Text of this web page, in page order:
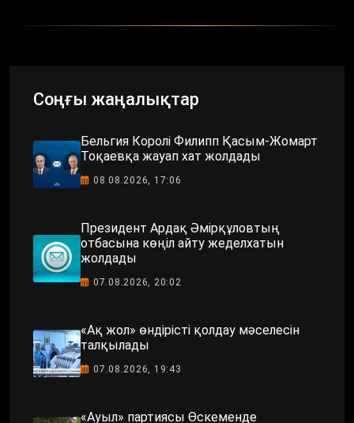
Соңғы жаңалықтар
Бельгия Королі Филипп Қасым-Жомарт
Тоқаевқа жауап хат жолдады
08.08.2026, 17:06
Президент Ардақ Әмірқұловтың
отбасына көңіл айту жеделхатын
жолдады
07.08.2026, 20:02
«Ақ жол» өндірісті қолдау мәселесін
талқылады
07.08.2026, 19:43
«Ауыл» партиясы Өскеменде